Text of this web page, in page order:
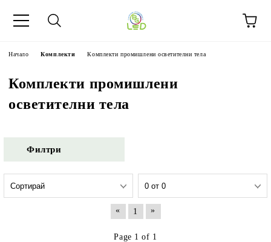
Начало Комплекти Комплекти промишлени осветителни тела
Комплекти промишлени
осветителни тела
Филтри
« 1 »
Page 1 of 1